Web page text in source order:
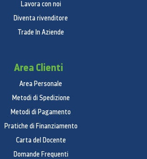
Lavora con noi
Diventa rivenditore
Trade In Aziende
Area Clienti
Area Personale
Metodi di Spedizione
Metodi di Pagamento
Pratiche di Finanziamento
Carta del Docente
Domande Frequenti